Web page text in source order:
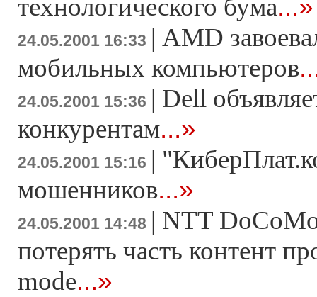
технологического бума...»
24.05.2001 16:33 | AMD
мобильных компьютеров
24.05.2001 15:36 | Dell
конкурентам...»
24.05.2001 15:16 |
мошенников...»
24.05.2001 14:48 | NTT DoCoMo
потерять часть контент
mode...»